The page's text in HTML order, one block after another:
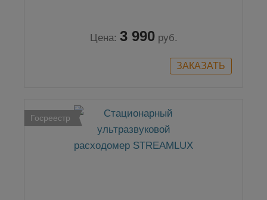
Цена: 3 990 руб.
Госреестр